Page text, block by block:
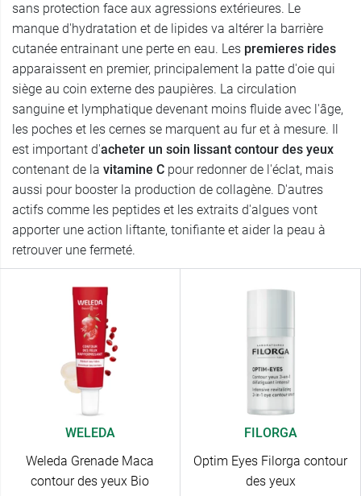
sans protection face aux agressions extérieures. Le
manque d'hydratation et de lipides va altérer la barrière
cutanée entrainant une perte en eau. Les premieres rides
apparaissent en premier, principalement la patte d'oie qui
siège au coin externe des paupières. La circulation
sanguine et lymphatique devenant moins fluide avec l'âge,
les poches et les cernes se marquent au fur et à mesure. Il
est important d'acheter un soin lissant contour des yeux
contenant de la vitamine C pour redonner de l'éclat, mais
aussi pour booster la production de collagène. D'autres
actifs comme les peptides et les extraits d'algues vont
apporter une action liftante, tonifiante et aider la peau à
retrouver une fermeté.
WELEDA
Weleda Grenade Maca
contour des yeux Bio
FILORGA
Optim Eyes Filorga contour
des yeux